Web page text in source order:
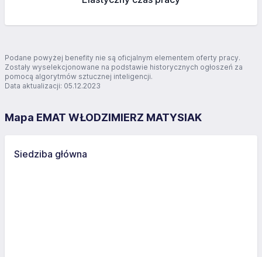
Podane powyżej benefity nie są oficjalnym elementem oferty pracy.
Zostały wyselekcjonowane na podstawie historycznych ogłoszeń za
pomocą algorytmów sztucznej inteligencji.
Data aktualizacji: 05.12.2023
Mapa EMAT WŁODZIMIERZ MATYSIAK
Siedziba główna